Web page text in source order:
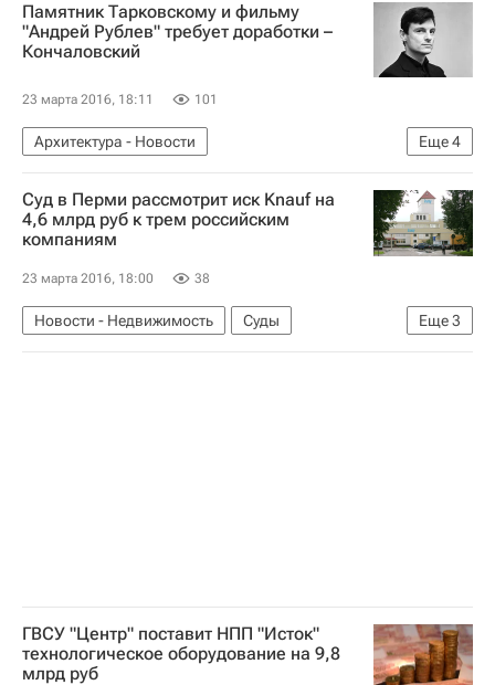
Tekta Group
Россия
Памятник Тарковскому и фильму
"Андрей Рублев" требует доработки –
Кончаловский
23 марта 2016, 18:11 101
Еще4
Архитектура - Новости
Новости - Недвижимость
Памятники
Суздаль
Россия
Суд в Перми рассмотрит иск Knauf на
4,6 млрд руб к трем российским
компаниям
23 марта 2016, 18:00 38
Еще3
Новости - Недвижимость
Суды
Пермский край
Knauf Россия
ГВСУ "Центр" поставит НПП "Исток"
технологическое оборудование на 9,8
млрд руб